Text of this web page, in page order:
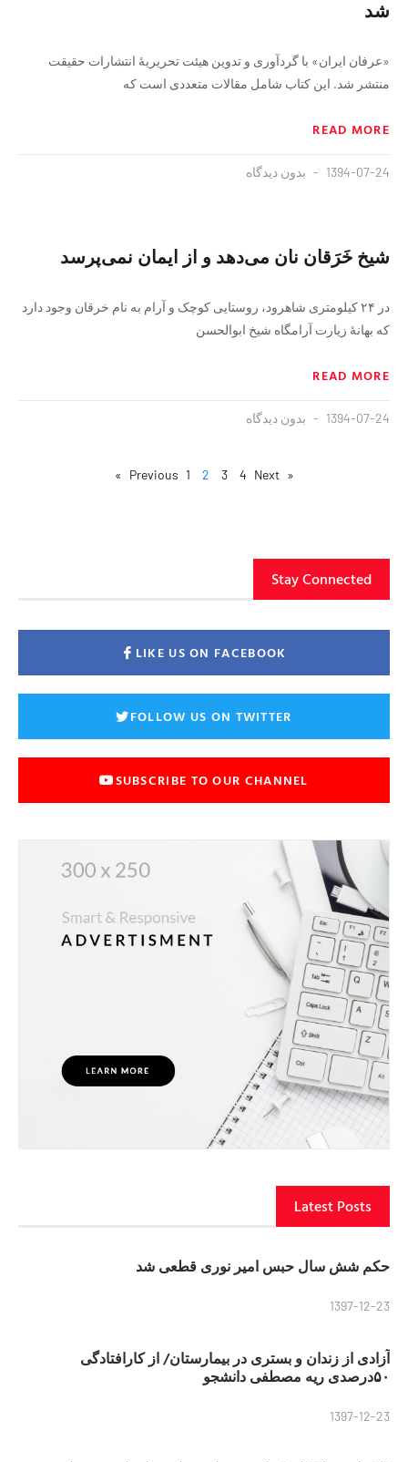
شد
«عرفان ايران» با گردآوری و تدوين هيئت‌ تحريريهٔ انتشارات حقيقت
منتشر شد. این کتاب شامل مقالات متعددی است که
READ MORE
1394-07-24 بدون دیدگاه
شیخ خَرَقان نان می‌دهد و از ایمان نمی‌پرسد
در ۲۴ کیلومتری شاهرود، روستایی کوچک و آرام به نام خرقان وجود دارد
که بهانهٔ زیارت آرامگاه شیخ ابوالحسن
READ MORE
1394-07-24 بدون دیدگاه
« Previous
1 2 3 4 Next »
Stay Connected
LIKE US ON FACEBOOK
FOLLOW US ON TWITTER
SUBSCRIBE TO OUR CHANNEL
Latest Posts
حکم شش سال حبس امیر نوری قطعی شد
1397-12-23
آزادی از زندان و بستری در بیمارستان/ از کارافتادگی
۵۰درصدی ریه مصطفی دانشجو
1397-12-23